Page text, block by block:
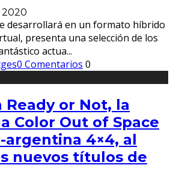
2020
desarrollará en un formato híbrido
presenta una selección de los
actua...
0 Comentarios 0
Ready or Not, la
Color Out of Space
argentina 4×4, al
nuevos títulos de